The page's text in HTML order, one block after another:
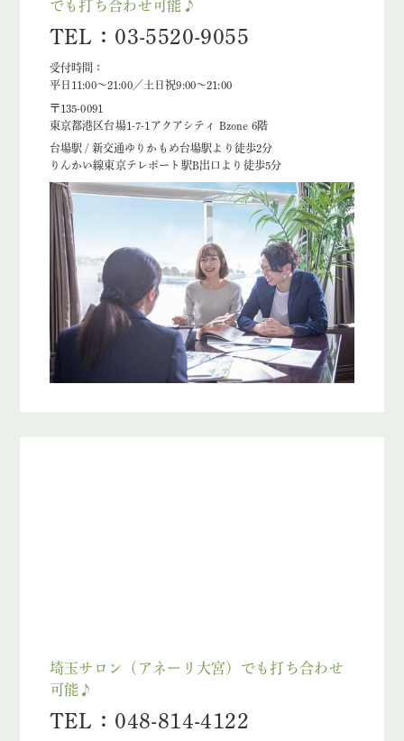
でも打ち合わせ可能♪
TEL：03-5520-9055
受付時間：
平日11:00～21:00／土日祝9:00～21:00
〒135-0091
東京都港区台場1-7-1アクアシティ Bzone 6階
台場駅 / 新交通ゆりかもめ台場駅より徒歩2分
りんかい線東京テレポート駅B出口より徒歩5分
埼玉サロン（アネーリ大宮）でも打ち合わせ
可能♪
TEL：048-814-4122